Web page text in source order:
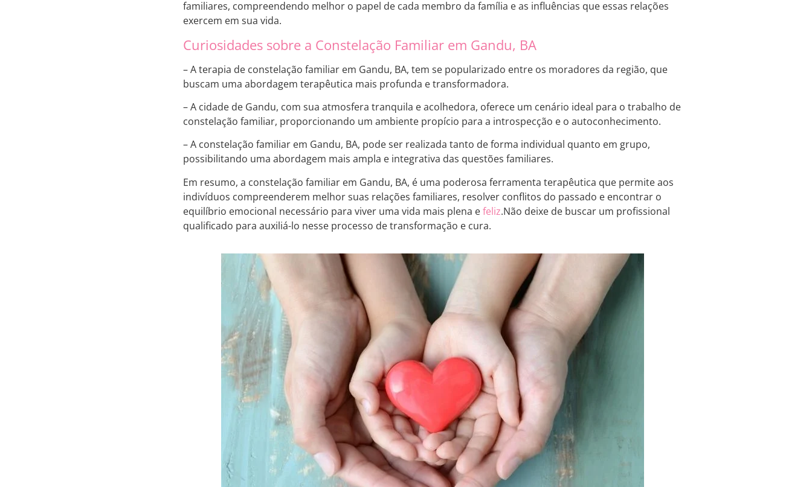
familiares, compreendendo melhor o papel de cada membro da família e as influências que essas relações
exercem em sua vida.
Curiosidades sobre a Constelação Familiar em Gandu, BA
– A terapia de constelação familiar em Gandu, BA, tem se popularizado entre os moradores da região, que
buscam uma abordagem terapêutica mais profunda e transformadora.
– A cidade de Gandu, com sua atmosfera tranquila e acolhedora, oferece um cenário ideal para o trabalho de
constelação familiar, proporcionando um ambiente propício para a introspecção e o autoconhecimento.
– A constelação familiar em Gandu, BA, pode ser realizada tanto de forma individual quanto em grupo,
possibilitando uma abordagem mais ampla e integrativa das questões familiares.
Em resumo, a constelação familiar em Gandu, BA, é uma poderosa ferramenta terapêutica que permite aos
indivíduos compreenderem melhor suas relações familiares, resolver conflitos do passado e encontrar o
equilíbrio emocional necessário para viver uma vida mais plena efeliz.Não deixe de buscar um profissional
qualificado para auxiliá-lo nesse processo de transformação e cura.